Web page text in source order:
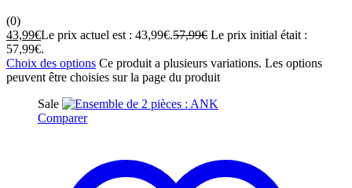
(0)
43,99€Le prix actuel est : 43,99€.57,99€ Le prix initial était :
57,99€.
Choix des options Ce produit a plusieurs variations. Les options
peuvent être choisies sur la page du produit
Sale
Comparer